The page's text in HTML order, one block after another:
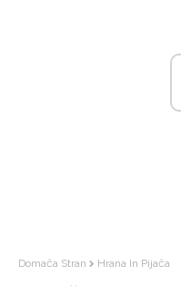
Domača Stran Hrana In Pijača